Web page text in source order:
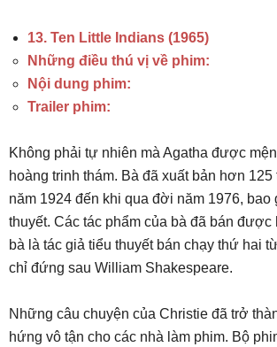
13. Ten Little Indians (1965)
Những điều thú vị về phim:
Nội dung phim:
Trailer phim:
Không phải tự nhiên mà Agatha được
hoàng trinh thám. Bà đã xuất bản hơn
năm 1924 đến khi qua đời năm 1976, bao
thuyết. Các tác phẩm của bà đã bán được
bà là tác giả tiểu thuyết bán chạy thứ hai
chỉ đứng sau William Shakespeare.
Những câu chuyện của Christie đã trở
hứng vô tận cho các nhà làm phim. Bộ